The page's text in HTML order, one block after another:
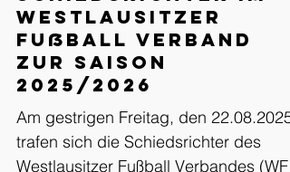
Mirko Scheffler
1. Lehrabend der
Schiedsrichter im
Westlausitzer